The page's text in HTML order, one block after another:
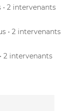
• 2 intervenants
• 2 intervenants
2 intervenants